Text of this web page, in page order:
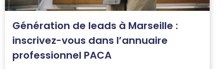
Génération de leads à Marseille :
inscrivez-vous dans l’annuaire
professionnel PACA